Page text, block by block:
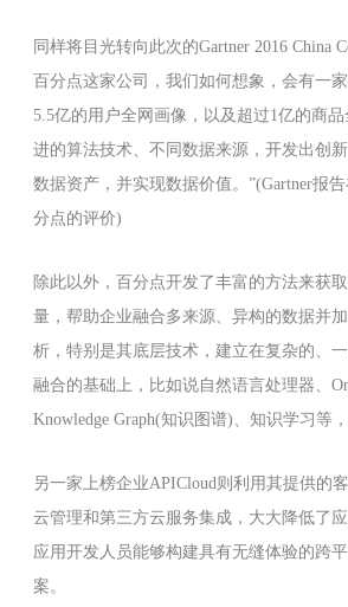
同样将目光转向此次的Gartner 2016 China
百分点这家公司，我们如何想象，会有一
5.5亿的用户全网画像，以及超过1亿的商
进的算法技术、不同数据来源，开发出创
数据资产，并实现数据价值。”(Gartner报
分点的评价)
除此以外，百分点开发了丰富的方法来获
量，帮助企业融合多来源、异构的数据并
析，特别是其底层技术，建立在复杂的、
融合的基础上，比如说自然语言处理器、
Knowledge Graph(知识图谱)、知识学习等
另一家上榜企业APICloud则利用其提供的
云管理和第三方云服务集成，大大降低了
应用开发人员能够构建具有无缝体验的跨
案。